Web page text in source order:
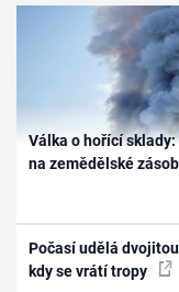
Válka o hořící
na zemědělské
Počasí udělá
kdy se vrátí tropy